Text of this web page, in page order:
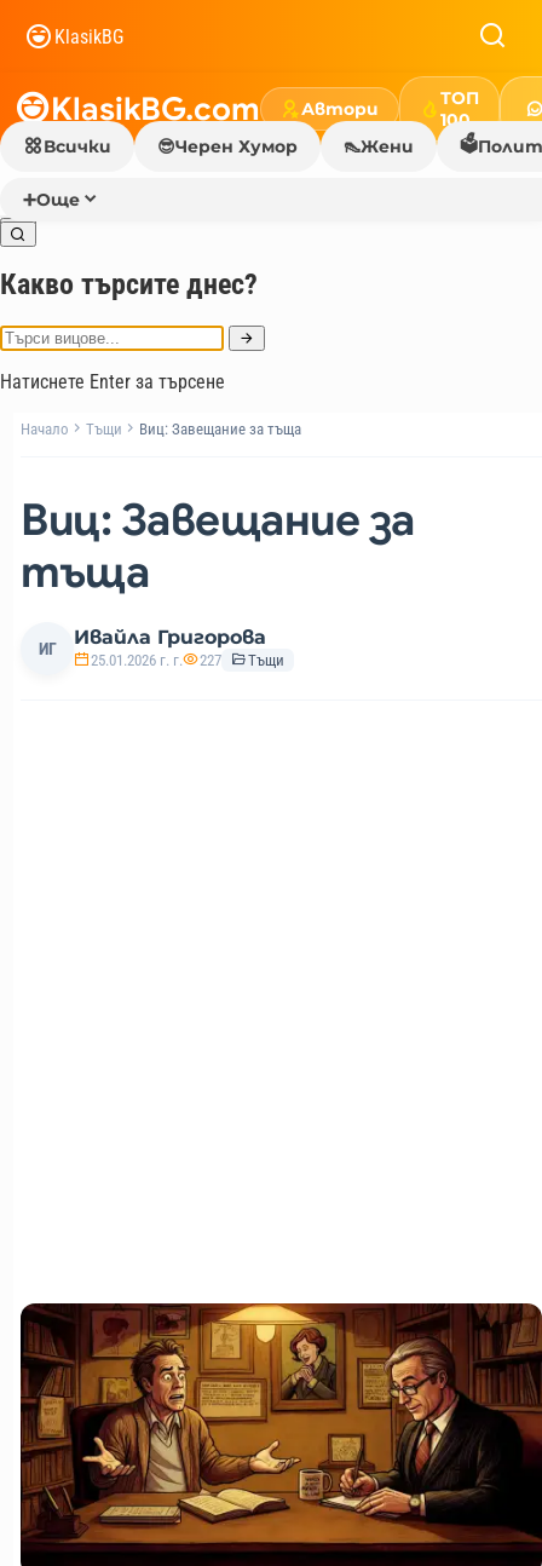
KlasikBG
KlasikBG.com Автори
ТОП
100
Всички
😎Черен Хумор 👠Жени 🗳️
➕Още
Какво търсите днес?
Натиснете Enter за търсене
Начало Тъщи Виц: Завещание за тъща
Виц: Завещание за
тъща
ИГ Ивайла Григорова
25.01.2026 г. г. 227 Тъщи